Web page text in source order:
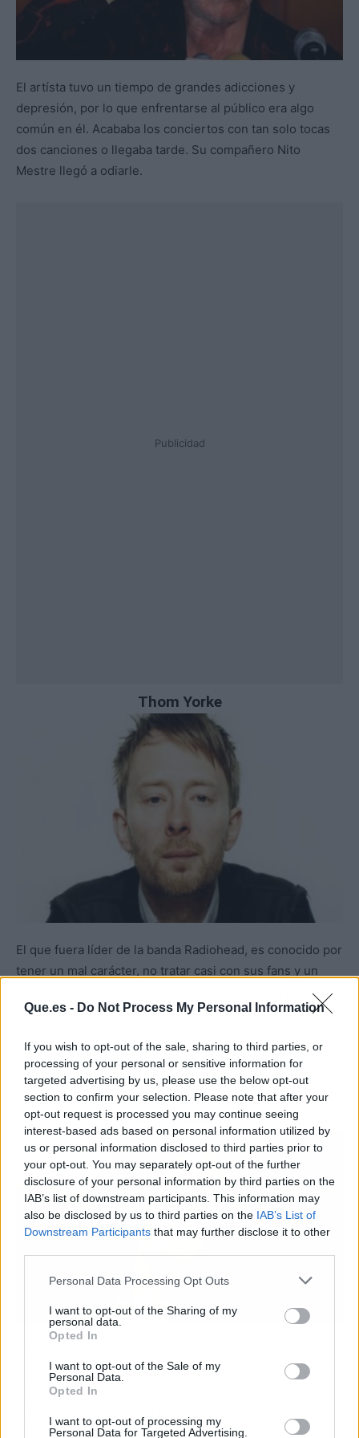
Que.es - Do Not Process My Personal Information
If you wish to opt-out of the sale, sharing to third parties, or
processing of your personal or sensitive information for
targeted advertising by us, please use the below opt-out
section to confirm your selection. Please note that after your
opt-out request is processed you may continue seeing
interest-based ads based on personal information utilized by
us or personal information disclosed to third parties prior to
your opt-out. You may separately opt-out of the further
disclosure of your personal information by third parties on the
IAB’s list of downstream participants. This information may
also be disclosed by us to third parties on the IAB’s List of
Downstream Participants that may further disclose it to other
Personal Data Processing Opt Outs
I want to opt-out of the Sharing of my
personal data.
Opted In
I want to opt-out of the Sale of my
Personal Data.
Opted In
I want to opt-out of processing my
Personal Data for Targeted Advertising.
El artísta tuvo un tiempo de grandes adicciones y
depresión, por lo que enfrentarse al público era algo
común en él. Acababa los conciertos con tan solo tocas
dos canciones o llegaba tarde. Su compañero Nito
Mestre llegó a odiarle.
Publicidad
Thom Yorke
El que fuera líder de la banda Radiohead, es conocido por
tener un mal carácter, no tratar casi con sus fans y un
gran desprecio por la música. También destaca por ser
bastante neurótico. Llegó a criticar al líder de la banda
para llegar hasta donde quería, mientras que él, mantenía
las distancias.
Andrés Calamaro
veces, irreverente y ha sido muy influyente en la música
rock y pop de habla hispana, tanto como solista como